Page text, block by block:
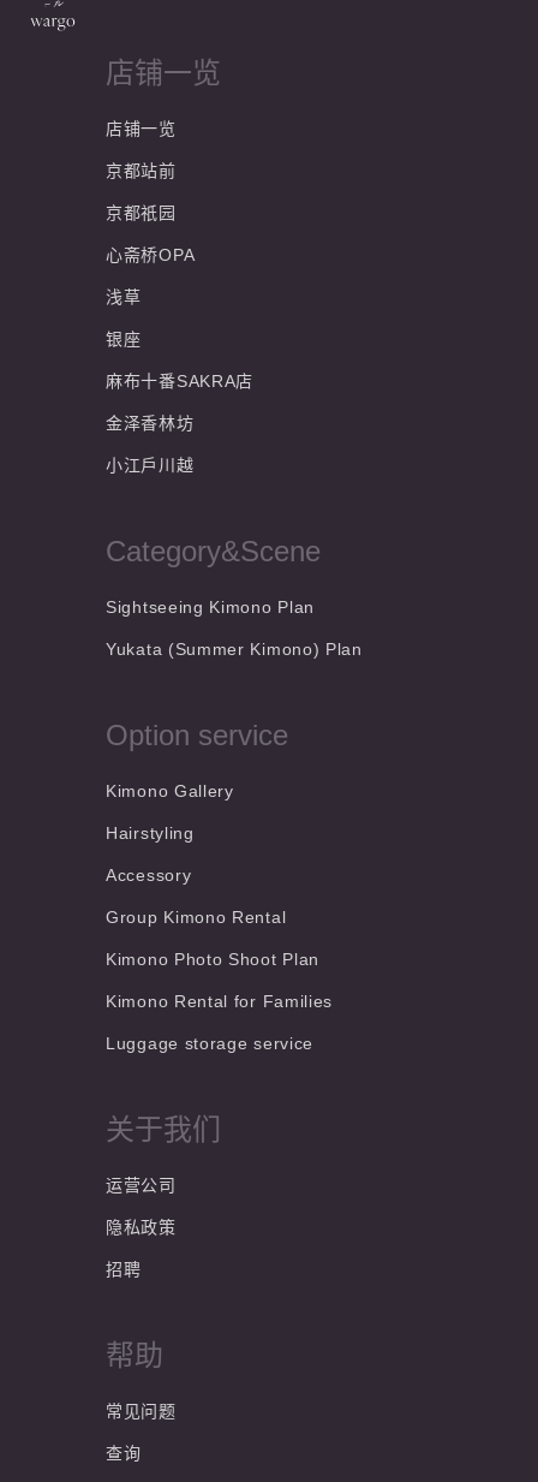
店铺一览
店铺一览
京都站前
京都祇园
心斋桥OPA
浅草
银座
麻布十番SAKRA店
金泽香林坊
小江戶川越
Category&Scene
Sightseeing Kimono Plan
Yukata (Summer Kimono) Plan
Option service
Kimono Gallery
Hairstyling
Accessory
Group Kimono Rental
Kimono Photo Shoot Plan
Kimono Rental for Families
Luggage storage service
关于我们
运营公司
隐私政策
招聘
帮助
常见问题
查询